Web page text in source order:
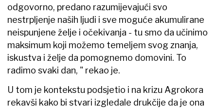
odgovorno, predano razumijevajući svo
nestrpljenje naših ljudi i sve moguće akumulirane
neispunjene želje i očekivanja - tu smo da učinimo
maksimum koji možemo temeljem svog znanja,
iskustva i želje da pomognemo domovini. To
radimo svaki dan, " rekao je.
U tom je kontekstu podsjetio i na krizu Agrokora
rekavši kako bi stvari izgledale drukčije da je ona